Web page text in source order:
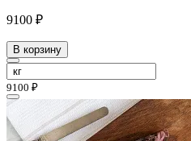
9100 ₽
В корзину
9100 ₽